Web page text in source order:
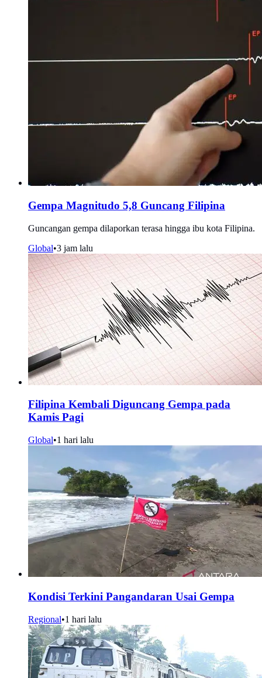
Gempa Magnitudo 5,8 Guncang Filipina
Guncangan gempa dilaporkan terasa hingga ibu kota Filipina.
Global•3 jam lalu
Filipina Kembali Diguncang Gempa pada
Kamis Pagi
Global•1 hari lalu
Kondisi Terkini Pangandaran Usai Gempa
Regional•1 hari lalu